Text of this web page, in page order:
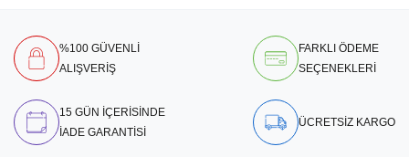
%100 GÜVENLİ
ALIŞVERİŞ
FARKLI ÖDEME
SEÇENEKLERİ
15 GÜN İÇERİSİNDE
İADE GARANTİSİ
ÜCRETSİZ KARGO